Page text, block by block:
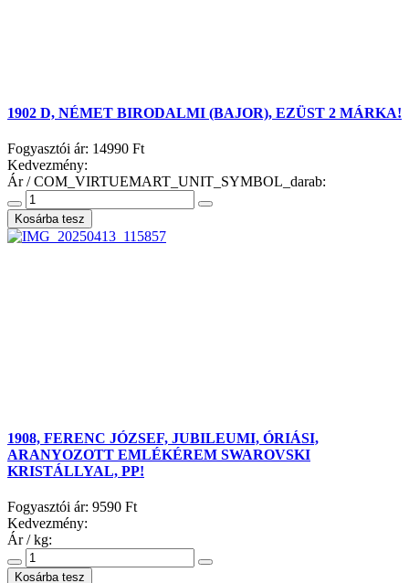
1902 D, NÉMET BIRODALMI (BAJOR), EZÜST 2 MÁRKA!
Fogyasztói ár: 14990 Ft
Kedvezmény:
Ár / COM_VIRTUEMART_UNIT_SYMBOL_darab:
1908, FERENC JÓZSEF, JUBILEUMI, ÓRIÁSI,
ARANYOZOTT EMLÉKÉREM SWAROVSKI
KRISTÁLLYAL, PP!
Fogyasztói ár: 9590 Ft
Kedvezmény:
Ár / kg: